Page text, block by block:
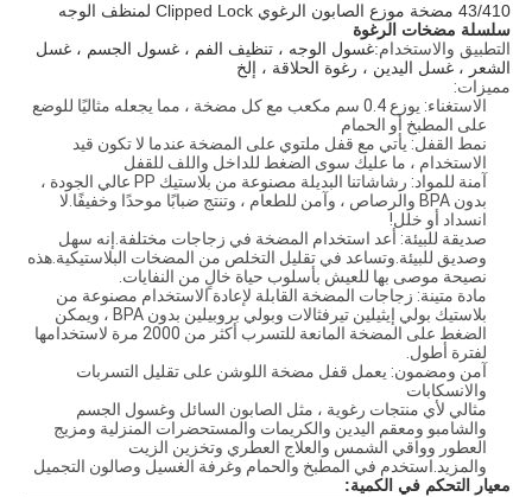
43/410 مضخة موزع الصابون الرغوي Clipped Lock لمنظف الوجه
سلسلة مضخات الرغوة
التطبيق والاستخدام:غسول الوجه ، تنظيف الفم ، غسول الجسم ، غسل
الشعر ، غسل اليدين ، رغوة الحلاقة ، إلخ
مميزات:
الاستغناء: يوزع 0.4 سم مكعب مع كل مضخة ، مما يجعله مثاليًا للوضع
على المطبخ أو الحمام
نمط القفل: يأتي مع قفل ملتوي على المضخة عندما لا تكون قيد
الاستخدام ، ما عليك سوى الضغط للداخل واللف للقفل
آمنة للمواد: رشاشاتنا البديلة مصنوعة من بلاستيك PP عالي الجودة ،
بدون BPA والرصاص ، وآمن للطعام ، وتنتج ضبابًا موحدًا وخفيفًا.لا
انسداد أو خلل!
صديقة للبيئة: أعد استخدام المضخة في زجاجات مختلفة.إنه سهل
وصديق للبيئة.وتساعد في تقليل التخلص من المضخات البلاستيكية.هذه
نصيحة موصى بها للعيش بأسلوب حياة خالٍ من النفايات.
مادة متينة: زجاجات المضخة القابلة لإعادة الاستخدام مصنوعة من
بلاستيك بولي إيثيلين تيرفثالات وبولي بروبيلين بدون BPA ، ويمكن
الضغط على المضخة المانعة للتسرب أكثر من 2000 مرة لاستخدامها
لفترة أطول.
آمن ومضمون: يعمل قفل مضخة اللوشن على تقليل التسربات
والانسكابات
مثالي لأي منتجات رغوية ، مثل الصابون السائل وغسول الجسم
والشامبو ومعقم اليدين والكريمات والمستحضرات المنزلية ومزيج
العطور وواقي الشمس والعلاج العطري وتخزين الزيت
والمزيد.استخدم في المطبخ والحمام وغرفة الغسيل وصالون التجميل
معيار التحكم في الكمية: